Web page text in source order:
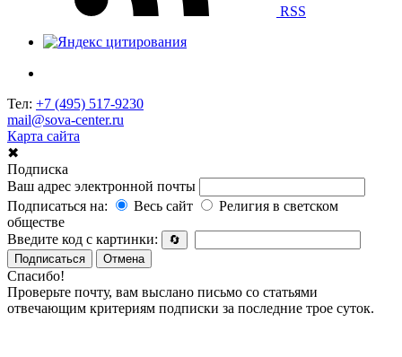
RSS
Тел: +7 (495) 517-9230
mail@sova-center.ru
Карта сайта
✖
Подписка
Ваш адрес электронной почты
Подписаться на:
Весь сайт
Религия в светском
обществе
Введите код с картинки:
🔄
Подписаться
Отмена
Спасибо!
Проверьте почту, вам выслано письмо со статьями
отвечающим критериям подписки за последние трое суток.